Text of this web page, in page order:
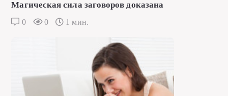
Магическая сила заговоров доказана
0 0 1 мин.